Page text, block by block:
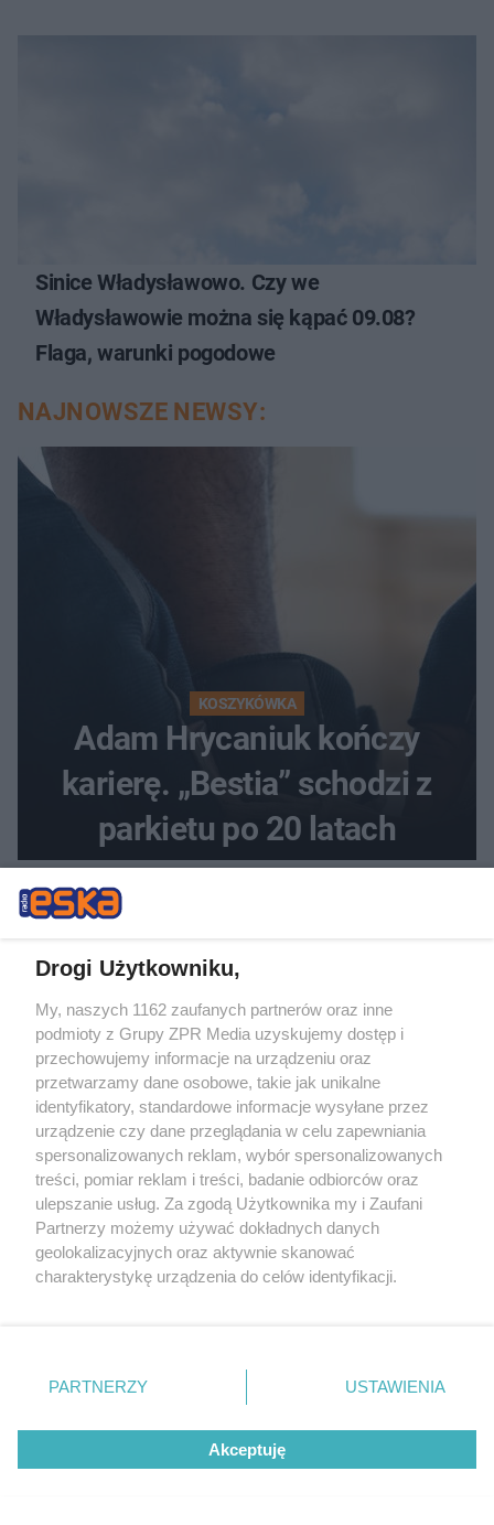
Sinice Władysławowo. Czy we
Władysławowie można się kąpać 09.08?
Flaga, warunki pogodowe
NAJNOWSZE NEWSY:
KOSZYKÓWKA
Adam Hrycaniuk kończy
karierę. „Bestia” schodzi z
parkietu po 20 latach
DOMOWE PORZĄDKI
Hiszpański sposób na czystą
toaletę. Rozpuszcza kamień i
osady przez noc
Drogi Użytkowniku,
My, naszych 1162 zaufanych partnerów oraz inne
podmioty z Grupy ZPR Media uzyskujemy dostęp i
przechowujemy informacje na urządzeniu oraz
przetwarzamy dane osobowe, takie jak unikalne
identyfikatory, standardowe informacje wysyłane przez
urządzenie czy dane przeglądania w celu zapewniania
spersonalizowanych reklam, wybór spersonalizowanych
treści, pomiar reklam i treści, badanie odbiorców oraz
ulepszanie usług. Za zgodą Użytkownika my i Zaufani
Partnerzy możemy używać dokładnych danych
geolokalizacyjnych oraz aktywnie skanować
charakterystykę urządzenia do celów identyfikacji.
zmienić/wycofać klikając przycisk ustawień prywatności
znajdujący się w lewym dolnym rogu strony
rodzaje przetwarzania danych nie wymagają zgody
użytkownika, ale masz prawo sprzeciwić się takiemu
przetwarzaniu. Preferencje będą miały zastosowanie tylko
PARTNERZY USTAWIENIA
Akceptuję